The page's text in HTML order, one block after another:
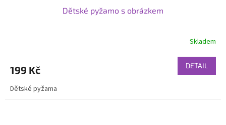
Dětské pyžamo s obrázkem
Skladem
199 Kč DETAIL
Dětské pyžama